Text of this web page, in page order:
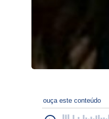
ouça este conteúdo